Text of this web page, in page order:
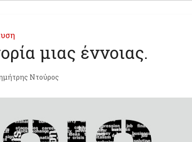
μιας έννοιας.
Ντούρος